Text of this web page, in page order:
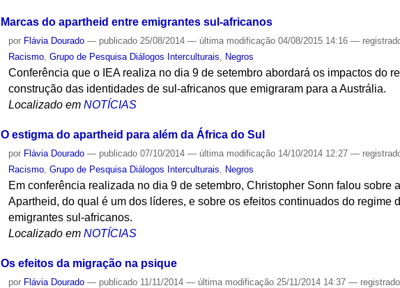
Marcas do apartheid entre emigrantes sul-africanos
por Flávia Dourado — publicado 25/08/2014— última modificação 04/08/2015 14:16—
Racismo,Grupo de Pesquisa Diálogos Interculturais, Negros
Conferência que o IEA realiza no dia 9 de setembro abordará os impactos do
construção das identidades de sul-africanos que emigraram para a Austrália.
Localizado em NOTÍCIAS
O estigma do apartheid para além da África do Sul
por Flávia Dourado — publicado 07/10/2014— última modificação 14/10/2014 12:27—
Racismo,Grupo de Pesquisa Diálogos Interculturais, Negros
Em conferência realizada no dia 9 de setembro, Christopher Sonn falou sobre
Apartheid, do qual é um dos líderes, e sobre os efeitos continuados do regime
emigrantes sul-africanos.
Localizado em NOTÍCIAS
Os efeitos da migração na psique
por Flávia Dourado — publicado 11/11/2014— última modificação 25/11/2014 14:37—